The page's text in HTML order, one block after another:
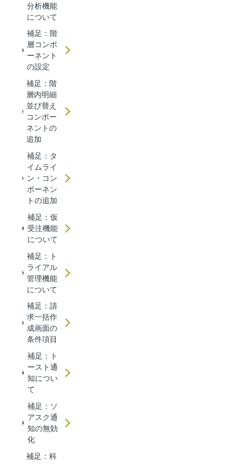
分析機能
について
補足：階
層コンポ
ーネント
の設定
補足：階
層内明細
並び替え
コンポー
ネントの
追加
補足：タ
イムライ
ン・コン
ポーネン
トの追加
補足：仮
受注機能
について
補足：ト
ライアル
管理機能
について
補足：請
求一括作
成画面の
条件項目
補足：ト
ースト通
知につい
て
補足：ソ
アスク通
知の無効
化
補足：科